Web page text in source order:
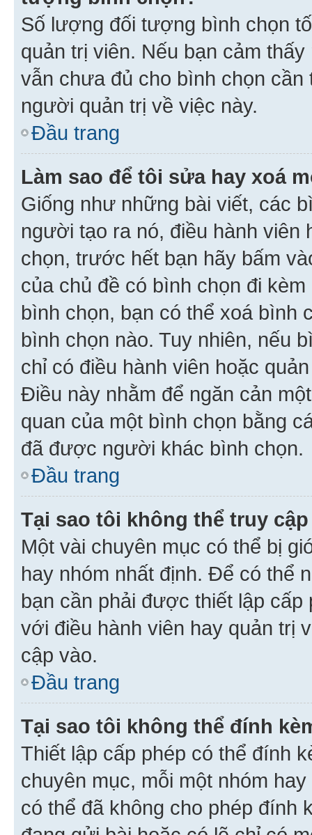
Số lượng đối tượng bình chọn
quản trị viên. Nếu bạn cảm
vẫn chưa đủ cho bình chọn
người quản trị về việc này.
Đầu trang
Làm sao để tôi sửa hay xoá
Giống như những bài viết, các
người tạo ra nó, điều hành
chọn, trước hết bạn hãy bấm
của chủ đề có bình chọn đi
bình chọn, bạn có thể xoá bình
bình chọn nào. Tuy nhiên, nếu
chỉ có điều hành viên hoặc
Điều này nhằm để ngăn cản
quan của một bình chọn bằng
đã được người khác bình chọn.
Đầu trang
Tại sao tôi không thể truy
Một vài chuyên mục có thể bị
hay nhóm nhất định. Để có thể
bạn cần phải được thiết lập
với điều hành viên hay quản trị
cập vào.
Đầu trang
Tại sao tôi không thể đính
Thiết lập cấp phép có thể đính
chuyên mục, mỗi một nhóm
có thể đã không cho phép đính